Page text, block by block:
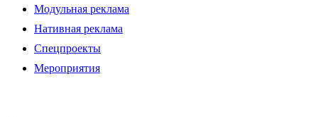
Модульная реклама
Нативная реклама
Спецпроекты
Мероприятия